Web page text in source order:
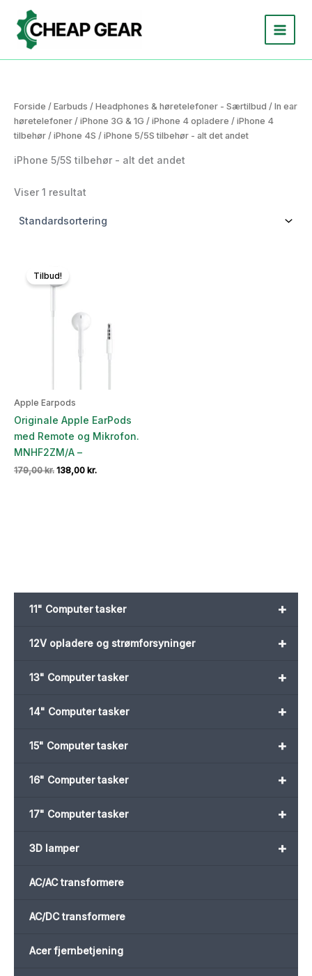
indholdet
+
11" Computer tasker
+
12V opladere og strømforsyninger
+
13" Computer tasker
+
14" Computer tasker
+
15" Computer tasker
+
16" Computer tasker
+
17" Computer tasker
+
3D lamper
AC/AC transformere
AC/DC transformere
Acer fjernbetjening
Forside / Earbuds / Headphones & høretelefoner - Særtilbud / In ear
høretelefoner / iPhone 3G & 1G / iPhone 4 opladere / iPhone 4
tilbehør / iPhone 4S / iPhone 5/5S tilbehør - alt det andet
iPhone 5/5S tilbehør - alt det andet
Viser 1 resultat
Tilbud!
Apple Earpods
Originale Apple EarPods
med Remote og Mikrofon.
MNHF2ZM/A –
179,00kr. Den
138,00 kr.Den